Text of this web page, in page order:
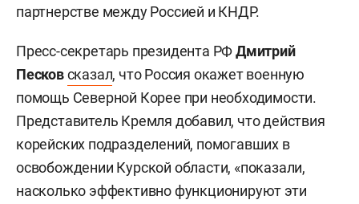
партнерстве между Россией и КНДР.
Пресс-секретарь президента РФДмитрий
Песковсказал, что Россия окажет военную
помощь Северной Корее при необходимости.
Представитель Кремля добавил, что действия
корейских подразделений, помогавших в
освобождении Курской области, «показали,
насколько эффективно функционируют эти